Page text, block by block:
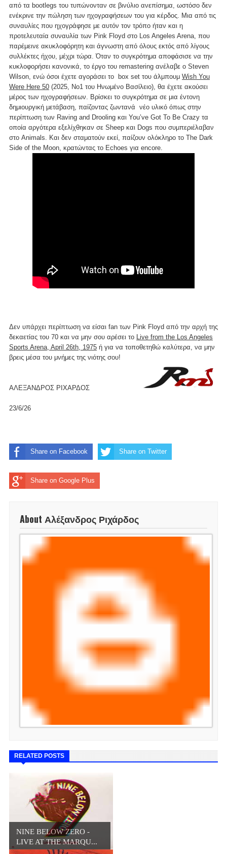
από τα bootlegs του τυπώνονταν σε βινύλιο ανεπίσημα, ωστόσο δεν
ενέκρινε την πώληση των ηχογραφήσεων του για κέρδος. Μια από τις
συναυλίες που ηχογράφησε με αυτόν τον τρόπο ήταν και η
προτελευταία συναυλία των Pink Floyd στο Los Angeles Arena, που
παρέμεινε ακυκλοφόρητη και άγνωστη από όλους εκτός από λίγους
συλλέκτες ήχου, μέχρι τώρα. Όταν το συγκρότημα αποφάσισε να την
κυκλοφορήσει κανονικά, το έργο του remastering ανέλαβε ο Steven
Wilson, ενώ όσοι έχετε αγοράσει το box set του άλμπουμ Wish You
Were Here 50 (2025, Νο1 του Ηνωμένο Βασίλειο), θα έχετε ακούσει
μέρος των ηχογραφήσεων. Βρίσκει το συγκρότημα σε μια έντονη
δημιουργική μετάβαση, παίζοντας ζωντανά νέο υλικό όπως στην
περίπτωση των Raving and Drooling και You’ve Got To Be Crazy τα
οποία αργότερα εξελίχθηκαν σε Sheep και Dogs που συμπεριέλαβαν
στο Animals. Και δεν σταματούν εκεί, παίζουν ολόκληρο το The Dark
Side of the Moon, κρατώντας το Echoes για encore.
Δεν υπάρχει περίπτωση να είσαι fan των Pink Floyd από την αρχή της
δεκαετίας του 70 και να μην σου αρέσει το Live from the Los Angeles
Sports Arena, April 26th, 1975 ή για να τοποθετηθώ καλύτερα, να μην
βρεις μέσα του μνήμες της νιότης σου!
ΑΛΕΞΑΝΔΡΟΣ ΡΙΧΑΡΔΟΣ
23/6/26
Share on Facebook Share on Twitter
Share on Google Plus
About Αλέξανδρος Ριχάρδος
RELATED POSTS
NINE BELOW ZERO -
LIVE AT THE MARQU...